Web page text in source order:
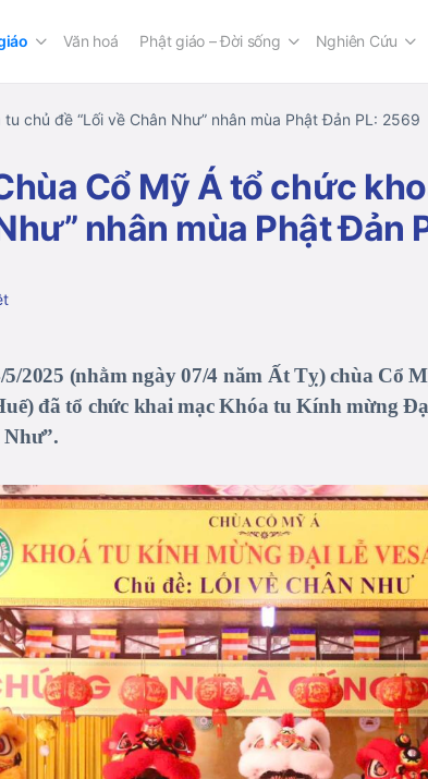
Văn hoá Phật giáo – Đời sống Nghiên Cứu
chủ đề “Lối về Chân Như” nhân mùa Phật Đản PL: 2569
Cổ Mỹ Á tổ chức
nhân mùa Phật Đản
2025 (nhằm ngày 07/4 năm Ất Tỵ) chùa Cổ
đã tổ chức khai mạc Khóa tu Kính mừng